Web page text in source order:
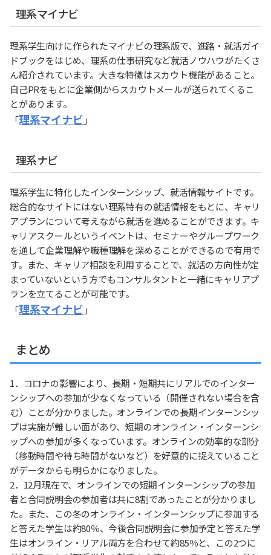
理系マイナビ
理系学生向けに作られたマイナビの理系版で、進路・就活ガイ
ドブックをはじめ、理系の仕事研究など就活ノウハウがたくさ
ん紹介されています。大きな特徴はスカウト機能があること。
自己PRをもとに企業側からスカウトメールが送られてくるこ
とがあります。
「理系マイナビ 」
理系ナビ
理系学生に特化したインターンシップ、就活情報サイトです。
総合的なサイトにはない理系特有の就活情報をもとに、キャリ
アプランについて考えながら就活を進めることができます。キ
ャリアスクールというイベントは、セミナーやグループワーク
を通して企業理解や職種理解を深めることができるので有用で
す。また、キャリア相談を利用することで、就活の方向性が定
まっていないという方でもコンサルタントと一緒にキャリアプ
ランを立てることが可能です。
「理系マイナビ 」
まとめ
1．コロナの影響により、長期・短期共にリアルでのインター
ンシップへの参加が少なくなっている（開催されない場合を含
む）ことが分かりました。オンラインでの長期インターンシッ
プは実施が難しい面があり、短期のオンライン・インターンシ
ップへの参加が多くなっています。オンラインの効率的な部分
（移動時間や待ち時間がないなど）を好意的に捉えていること
がデータからも明らかになりました。
2．12月現在で、オンラインでの短期インターンシップの参加
者と合同説明会の参加者は共に8割であったことが分かりまし
た。また、この冬のオンライン・インターンシップに参加する
と答えた学生は約80％、今後合同説明会に参加予定と答えた学
生はオンライン・リアル両方を合わせて約85％と、この2つに